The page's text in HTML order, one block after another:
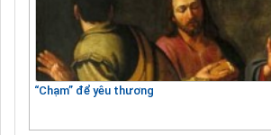
“Chạm” để yêu thương